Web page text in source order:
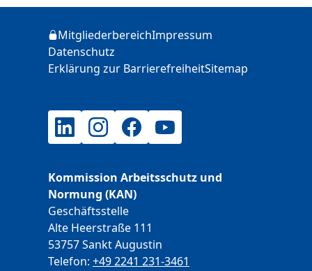
Login
MitgliederbereichImpressum
Datenschutz
Erklärung zur BarrierefreiheitSitemap
LinkedInInstagramFacebookYouTube
Kommission Arbeitsschutz und
Normung (KAN)
Geschäftsstelle
Alte Heerstraße 111
53757 Sankt Augustin
Telefon: +49 2241 231-3461